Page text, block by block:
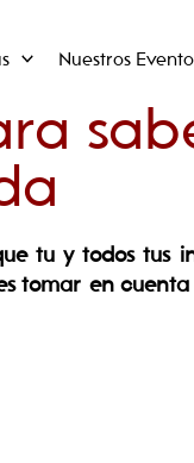
Nuestros
tu y todos tus
tomar en cuenta